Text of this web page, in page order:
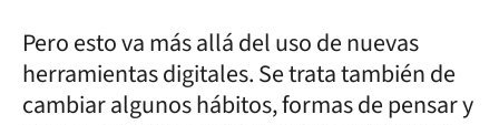
Pero esto va más allá del uso de nuevas
herramientas digitales. Se trata también de
cambiar algunos hábitos, formas de pensar y